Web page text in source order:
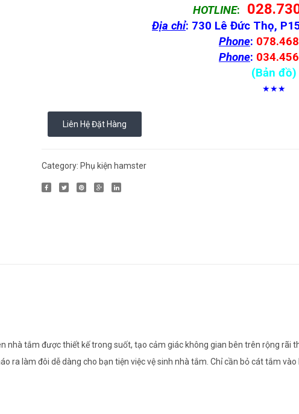
HOTLINE:
Địa chỉ: 730 Lê Đức Thọ,
Phone:
Phone:
(Bản đồ)
★★★
Liên Hệ Đặt Hàng
Category: Phụ kiện hamster
nhà tắm được thiết kế trong suốt, tạo cảm giác không gian bên trên rộng rãi
ra làm đôi dễ dàng cho bạn tiện việc vệ sinh nhà tắm. Chỉ cần bỏ cát tắm